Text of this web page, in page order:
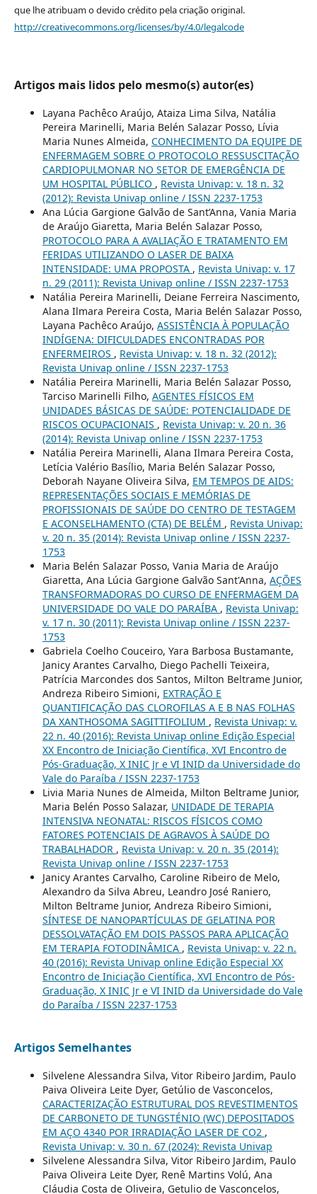
que lhe atribuam o devido crédito pela criação original.
http://creativecommons.org/licenses/by/4.0/legalcode
Artigos mais lidos pelo mesmo(s) autor(es)
Layana Pachêco Araújo, Ataiza Lima Silva, Natália
Pereira Marinelli, Maria Belén Salazar Posso, Lívia
Maria Nunes Almeida, CONHECIMENTO DA EQUIPE DE
ENFERMAGEM SOBRE O PROTOCOLO RESSUSCITAÇÃO
CARDIOPULMONAR NO SETOR DE EMERGÊNCIA DE
UM HOSPITAL PÚBLICO , Revista Univap: v. 18 n. 32
(2012): Revista Univap online / ISSN 2237-1753
Ana Lúcia Gargione Galvão de Sant’Anna, Vania Maria
de Araújo Giaretta, Maria Belén Salazar Posso,
PROTOCOLO PARA A AVALIAÇÃO E TRATAMENTO EM
FERIDAS UTILIZANDO O LASER DE BAIXA
INTENSIDADE: UMA PROPOSTA , Revista Univap: v. 17
n. 29 (2011): Revista Univap online / ISSN 2237-1753
Natália Pereira Marinelli, Deiane Ferreira Nascimento,
Alana Ilmara Pereira Costa, Maria Belén Salazar Posso,
Layana Pachêco Araújo, ASSISTÊNCIA À POPULAÇÃO
INDÍGENA: DIFICULDADES ENCONTRADAS POR
ENFERMEIROS , Revista Univap: v. 18 n. 32 (2012):
Revista Univap online / ISSN 2237-1753
Natália Pereira Marinelli, Maria Belén Salazar Posso,
Tarciso Marinelli Filho, AGENTES FÍSICOS EM
UNIDADES BÁSICAS DE SAÚDE: POTENCIALIDADE DE
RISCOS OCUPACIONAIS , Revista Univap: v. 20 n. 36
(2014): Revista Univap online / ISSN 2237-1753
Natália Pereira Marinelli, Alana Ilmara Pereira Costa,
Letícia Valério Basílio, Maria Belén Salazar Posso,
Deborah Nayane Oliveira Silva, EM TEMPOS DE AIDS:
REPRESENTAÇÕES SOCIAIS E MEMÓRIAS DE
PROFISSIONAIS DE SAÚDE DO CENTRO DE TESTAGEM
E ACONSELHAMENTO (CTA) DE BELÉM , Revista Univap:
v. 20 n. 35 (2014): Revista Univap online / ISSN 2237-
1753
Maria Belén Salazar Posso, Vania Maria de Araújo
Giaretta, Ana Lúcia Gargione Galvão Sant'Anna, AÇÕES
TRANSFORMADORAS DO CURSO DE ENFERMAGEM DA
UNIVERSIDADE DO VALE DO PARAÍBA , Revista Univap:
v. 17 n. 30 (2011): Revista Univap online / ISSN 2237-
1753
Gabriela Coelho Couceiro, Yara Barbosa Bustamante,
Janicy Arantes Carvalho, Diego Pachelli Teixeira,
Patrícia Marcondes dos Santos, Milton Beltrame Junior,
Andreza Ribeiro Simioni, EXTRAÇÃO E
QUANTIFICAÇÃO DAS CLOROFILAS A E B NAS FOLHAS
DA XANTHOSOMA SAGITTIFOLIUM , Revista Univap: v.
22 n. 40 (2016): Revista Univap online Edição Especial
XX Encontro de Iniciação Científica, XVI Encontro de
Pós-Graduação, X INIC Jr e VI INID da Universidade do
Vale do Paraíba / ISSN 2237-1753
Livia Maria Nunes de Almeida, Milton Beltrame Junior,
Maria Belén Posso Salazar, UNIDADE DE TERAPIA
INTENSIVA NEONATAL: RISCOS FÍSICOS COMO
FATORES POTENCIAIS DE AGRAVOS À SAÚDE DO
TRABALHADOR , Revista Univap: v. 20 n. 35 (2014):
Revista Univap online / ISSN 2237-1753
Janicy Arantes Carvalho, Caroline Ribeiro de Melo,
Alexandro da Silva Abreu, Leandro José Raniero,
Milton Beltrame Junior, Andreza Ribeiro Simioni,
SÍNTESE DE NANOPARTÍCULAS DE GELATINA POR
DESSOLVATAÇÃO EM DOIS PASSOS PARA APLICAÇÃO
EM TERAPIA FOTODINÂMICA , Revista Univap: v. 22 n.
40 (2016): Revista Univap online Edição Especial XX
Encontro de Iniciação Científica, XVI Encontro de Pós-
Graduação, X INIC Jr e VI INID da Universidade do Vale
do Paraíba / ISSN 2237-1753
Artigos Semelhantes
Silvelene Alessandra Silva, Vitor Ribeiro Jardim, Paulo
Paiva Oliveira Leite Dyer, Getúlio de Vasconcelos,
CARACTERIZAÇÃO ESTRUTURAL DOS REVESTIMENTOS
DE CARBONETO DE TUNGSTÉNIO (WC) DEPOSITADOS
EM AÇO 4340 POR IRRADIAÇÃO LASER DE CO2 ,
Revista Univap: v. 30 n. 67 (2024): Revista Univap
Silvelene Alessandra Silva, Vitor Ribeiro Jardim, Paulo
Paiva Oliveira Leite Dyer, Renê Martins Volú, Ana
Cláudia Costa de Oliveira, Getulio de Vasconcelos,